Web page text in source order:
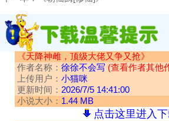
《天降神雌，顶级大佬又争又抢》
作者名称： 徐徐不会写 (查看作者其他
上传用户： 小猫咪
更新时间： 2026/7/5 14:41:00
小说大小： 1.44 MB
点击这里进入